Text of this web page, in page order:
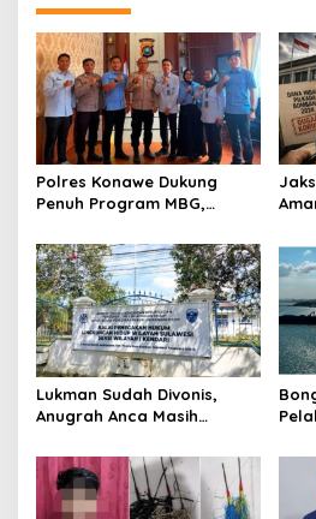
Polres Konawe Dukung
Penuh Program MBG,
Sasaran dan Sesuai Aturan
Lukman Sudah Divonis,
Anugrah Anca Masih
Bertanggung Jawab?